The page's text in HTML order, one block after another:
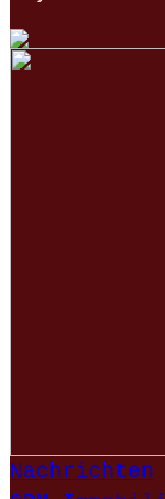
Nachrichten